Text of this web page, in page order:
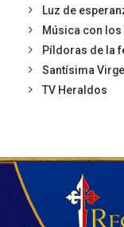
Luz de
Música con
Píldoras de la
Santísima
TV Heraldos